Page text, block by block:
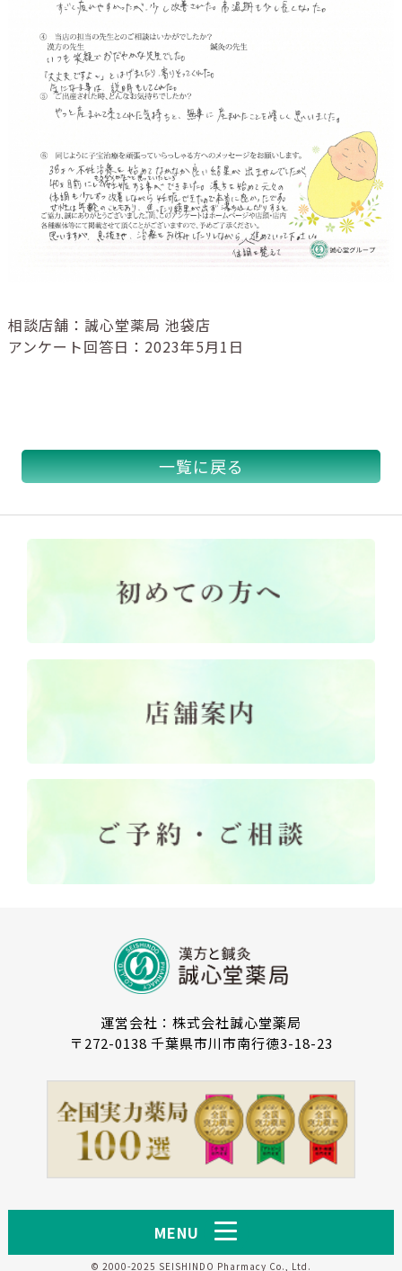
相談店舗：誠心堂薬局 池袋店
アンケート回答日：2023年5月1日
一覧に戻る
運営会社：株式会社誠心堂薬局
〒272-0138 千葉県市川市南行徳3-18-23
MENU
© 2000-2025 SEISHINDO Pharmacy Co., Ltd.